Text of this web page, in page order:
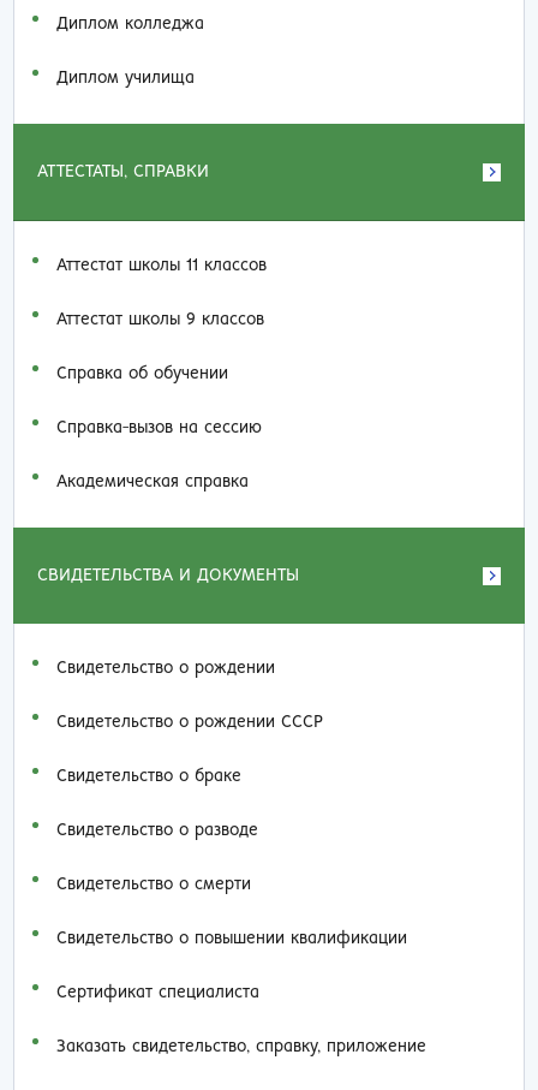
Диплом колледжа
Диплом училища
АТТЕСТАТЫ, СПРАВКИ
Аттестат школы 11 классов
Аттестат школы 9 классов
Справка об обучении
Справка-вызов на сессию
Академическая справка
СВИДЕТЕЛЬСТВА И ДОКУМЕНТЫ
Свидетельство о рождении
Свидетельство о рождении СССР
Свидетельство о браке
Свидетельство о разводе
Свидетельство о смерти
Свидетельство о повышении квалификации
Сертификат специалиста
Заказать cвидетельство, справку, приложение